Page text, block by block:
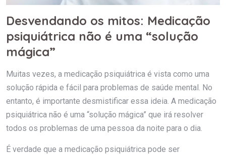
Desvendando os mitos: Medicação
psiquiátrica não é uma “solução
mágica”
Muitas vezes, a medicação psiquiátrica é vista como uma
solução rápida e fácil para problemas de saúde mental. No
entanto, é importante desmistificar essa ideia. A medicação
psiquiátrica não é uma “solução mágica” que irá resolver
todos os problemas de uma pessoa da noite para o dia.
É verdade que a medicação psiquiátrica pode ser